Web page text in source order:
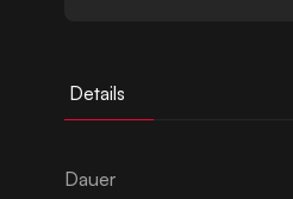
Details
Dauer